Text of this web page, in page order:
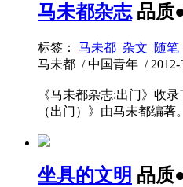
马未都杂志 品质
标签： 马未都 杂文 随笔
马未都 / 中国青年 /
《马未都杂志:出门》收
（出门）》由马未都编著
坐具的文明 品质